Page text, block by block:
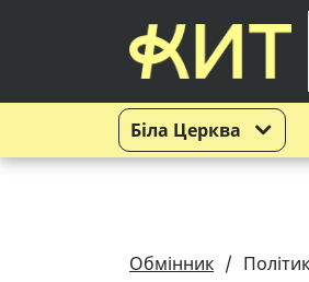
Біла Церква
Обмінник